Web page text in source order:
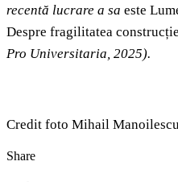
recentă lucrare a sa este
Despre fragilitatea
Pro Universitaria, 2025).
Credit foto Mihail
Share